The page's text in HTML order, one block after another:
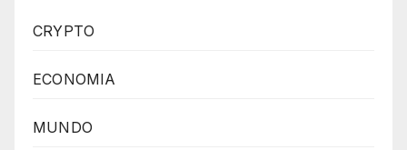
CRYPTO
ECONOMIA
MUNDO